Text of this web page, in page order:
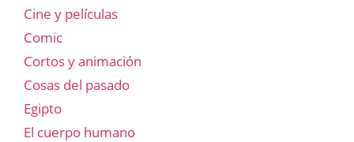
Cine y películas
Comic
Cortos y animación
Cosas del pasado
Egipto
El cuerpo humano